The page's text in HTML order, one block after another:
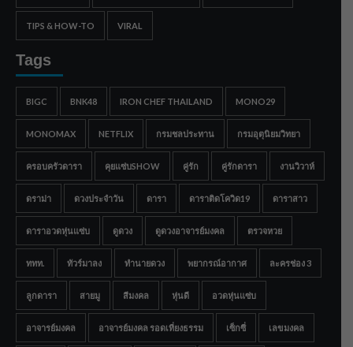
TIPS & HOW-TO VIRAL
Tags
BIGC BNK48 IRON CHEF THAILAND MONO29
MONOMAX NETFLIX กรมชลประทาน กรมอุตุนิยมวิทยา
ครอบครัวดารา คุยแซ่บSHOW คู่รัก คู่รักดารา งานวิวาห์
ดราม่า ดวงประจำวัน ดารา ดาราติดโควิด19 ดาราสาว
ดาราอวดหุ่นแซ่บ ดูดวง ดูดวงอาจารย์มงคล ตรวจหวย
ททท. ทัวร์มาลง ทำนายดวง พยากรณ์อากาศ ละครช่อง 3
ลูกดารา สายมู สีมงคล หุ่นดี อวดหุ่นแซ่บ
อาจารย์มงคล อาจารย์มงคล รอดเที่ยงธรรม เซ็กซี่ เลขมงคล